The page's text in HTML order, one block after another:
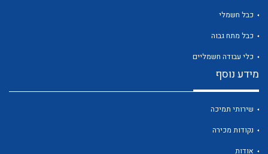
כבל חשמלי
כבל מתח גבוה
כלי עבודה חשמליים
מידע נוסף
שירותי תמיכה
נקודות מכירה
אודות